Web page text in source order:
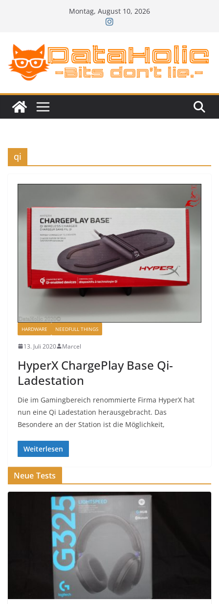
Montag, August 10, 2026
qi
HARDWARE NEEDFULL THINGS
13. Juli 2020 Marcel
HyperX ChargePlay Base Qi-
Ladestation
Die im Gamingbereich renommierte Firma HyperX hat
nun eine Qi Ladestation herausgebracht. Das
Besondere an der Station ist die Möglichkeit,
Weiterlesen
Neue Tests